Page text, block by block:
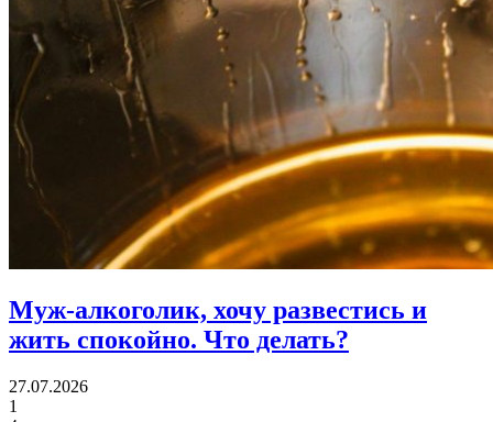
Муж-алкоголик, хочу развестись и
жить спокойно. Что делать?
27.07.2026
1